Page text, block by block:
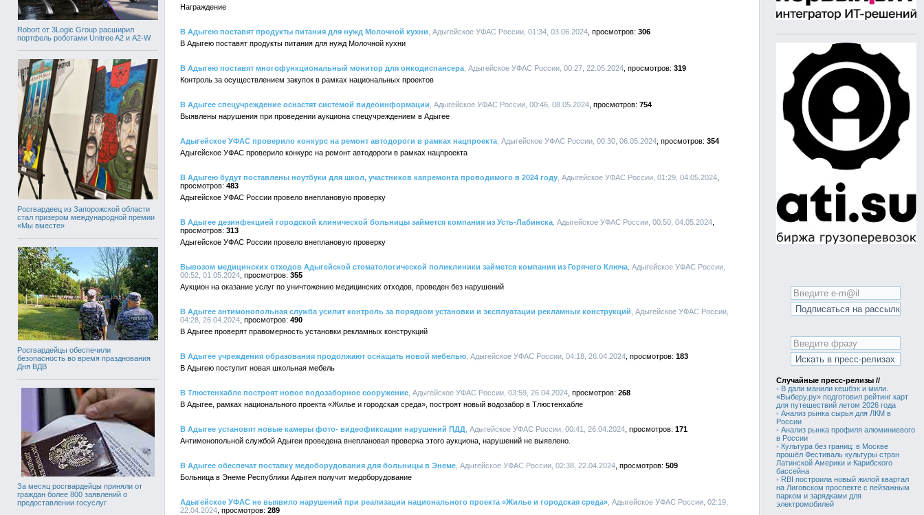
Robort от 3Logic Group расширил
портфель роботами Unitree A2 и A2-W
Росгвардеец из Запорожской области
стал призером международной премии
«Мы вместе»
Росгвардейцы обеспечили
безопасность во время празднования
Дня ВДВ
За месяц росгвардейцы приняли от
граждан более 800 заявлений о
предоставлении госуслуг
Награждение
В Адыгею поставят продукты питания для нужд Молочной кухни , Адыгейское УФАС России, 01:34, 03.06.2024
306
В Адыгею поставят продукты питания для нужд Молочной кухни
В Адыгею поставят многофункциональный монитор для онкодиспансера , Адыгейское УФАС России, 00:27, 22.05.2024
319
Контроль за осуществлением закупок в рамках национальных проектов
В Адыгее спецучреждение оснастят системой видеоинформации , Адыгейское УФАС России, 00:46, 08.05.2024
754
Выявлены нарушения при проведении аукциона спецучреждением в Адыгее
Адыгейское УФАС проверило конкурс на ремонт автодороги в рамках нацпроекта , Адыгейское УФАС России, 00:30, 06.05.2024
354
Адыгейское УФАС проверило конкурс на ремонт автодороги в рамках нацпроекта
В Адыгею будут поставлены ноутбуки для школ, участников капремонта проводимого в 2024 году , Адыгейское УФАС России, 01:29, 04.05.2024
483
Адыгейское УФАС России провело внеплановую проверку
В Адыгее дезинфекцией городской клинической больницы займется компания из Усть-Лабинска , Адыгейское УФАС России, 00:50, 04.05.2024
313
Адыгейское УФАС России провело внеплановую проверку
Вывозом медицинских отходов Адыгейской стоматологической поликлиники займется компания из Горячего Ключа , Адыгейское УФАС России,
00:52, 01.05.2024
355
Аукцион на оказание услуг по уничтожению медицинских отходов, проведен без нарушений
В Адыгее антимонопольная служба усилит контроль за порядком установки и эксплуатации рекламных конструкций , Адыгейское УФАС России,
04:28, 26.04.2024
490
В Адыгее проверят правомерность установки рекламных конструкций
В Адыгее учреждения образования продолжают оснащать новой мебелью , Адыгейское УФАС России, 04:18, 26.04.2024
183
В Адыгею поступит новая школьная мебель
В Тлюстенхабле построят новое водозаборное сооружение , Адыгейское УФАС России, 03:59, 26.04.2024
268
В Адыгее, рамках национального проекта «Жилье и городская среда», построят новый водозабор в Тлюстенхабле
В Адыгее установят новые камеры фото- видеофиксации нарушений ПДД , Адыгейское УФАС России, 00:41, 26.04.2024
171
Антимонопольной службой Адыгеи проведена внеплановая проверка этого аукциона, нарушений не выявлено.
В Адыгее обеспечат поставку медоборудования для больницы в Энеме , Адыгейское УФАС России, 02:38, 22.04.2024
509
Больница в Энеме Республики Адыгея получит медоборудование
Адыгейское УФАС не выявило нарушений при реализации национального проекта «Жилье и городская среда» , Адыгейское УФАС России, 02:19,
22.04.2024
289
Случайные пресс-релизы //
• В дали манили кешбэк и мили.
«Выберу.ру» подготовил рейтинг карт
для путешествий летом 2026 года
• Анализ рынка сырья для ЛКМ в
России
• Анализ рынка профиля алюминиевого
в России
• Культура без границ: в Москве
прошёл Фестиваль культуры стран
Латинской Америки и Карибского
бассейна
• RBI построила новый жилой квартал
на Лиговском проспекте с пейзажным
парком и зарядками для
электромобилей